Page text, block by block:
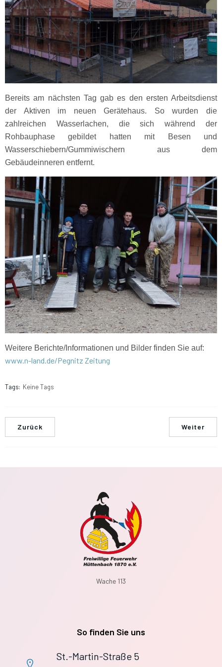
Bereits am nächsten Tag gab es den ersten Arbeitsdienst
der Aktiven im neuen Gerätehaus. So wurden die
zahlreichen Wasserlachen, die sich während der
Rohbauphase gebildet hatten mit Besen und
Wasserschiebern/Gummiwischern aus dem
Gebäudeinneren entfernt.
Weitere Berichte/Informationen und Bilder finden Sie auf:
www.n-land.de/Pegnitz Zeitung
Tags: Keine Tags
Zurück Weiter
Wache 113
So finden Sie uns
St.-Martin-Straße 5